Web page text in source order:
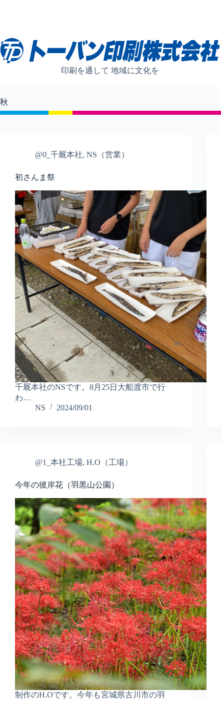
ツ
へ
プ
印刷を通して 地域に文化を
秋
@0_千厩本社, NS（営業）
初さんま祭
千厩本社のNSです。8月25日大船渡市で行
わ…
NS
2024/09/01
@1_本社工場, H.O（工場）
今年の彼岸花（羽黒山公園）
制作のH.Oです。今年も宮城県古川市の羽